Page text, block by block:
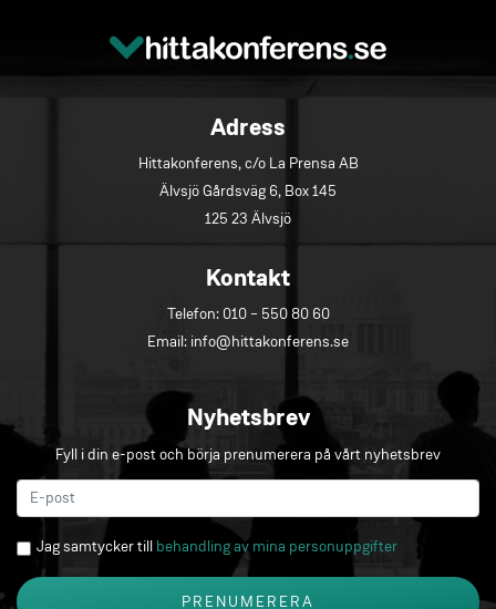
Adress
Hittakonferens, c/o La Prensa AB
Älvsjö Gårdsväg 6, Box 145
125 23 Älvsjö
Kontakt
Telefon: 010 – 550 80 60
Email: info@hittakonferens.se
Nyhetsbrev
Fyll i din e-post och börja prenumerera på vårt nyhetsbrev
Jag samtycker till behandling av mina personuppgifter